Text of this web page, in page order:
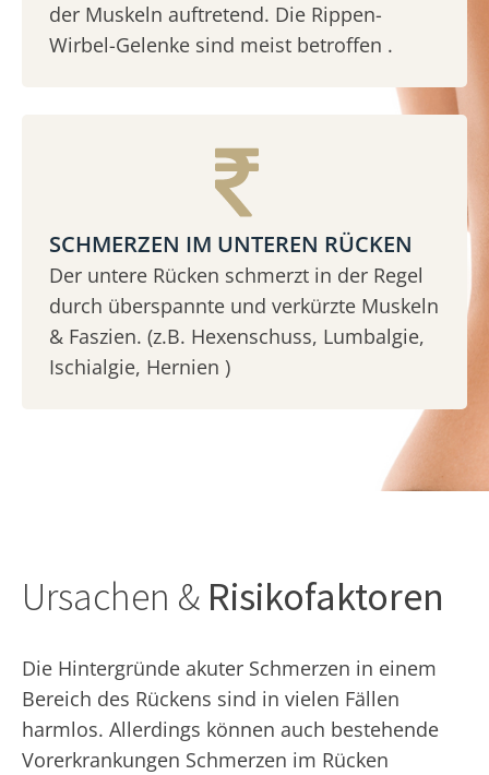
der Muskeln auftretend. Die Rippen-
Wirbel-Gelenke sind meist betroffen .
SCHMERZEN IM UNTEREN RÜCKEN
Der untere Rücken schmerzt in der Regel
durch überspannte und verkürzte Muskeln
& Faszien. (z.B. Hexenschuss, Lumbalgie,
Ischialgie, Hernien )
Ursachen & Risikofaktoren
Die Hintergründe akuter Schmerzen in einem
Bereich des Rückens sind in vielen Fällen
harmlos. Allerdings können auch bestehende
Vorerkrankungen Schmerzen im Rücken